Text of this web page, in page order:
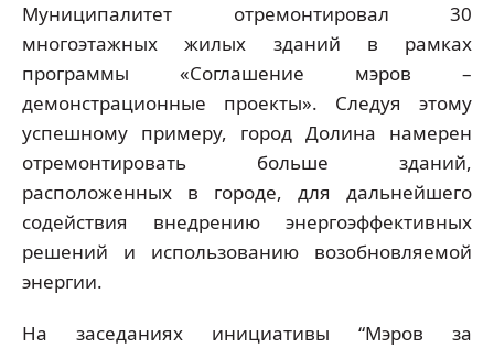
Муниципалитет отремонтировал 30
многоэтажных жилых зданий в рамках
программы «Соглашение мэров –
демонстрационные проекты». Следуя этому
успешному примеру, город Долина намерен
отремонтировать больше зданий,
расположенных в городе, для дальнейшего
содействия внедрению энергоэффективных
решений и использованию возобновляемой
энергии.
На заседаниях инициативы “Мэров за